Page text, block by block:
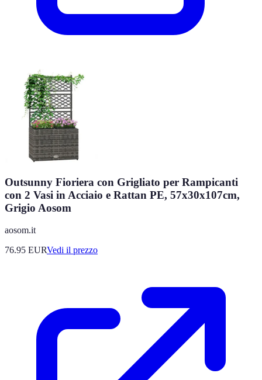
Outsunny Fioriera con Grigliato per Rampicanti
con 2 Vasi in Acciaio e Rattan PE, 57x30x107cm,
Grigio Aosom
aosom.it
76.95 EURVedi il prezzo